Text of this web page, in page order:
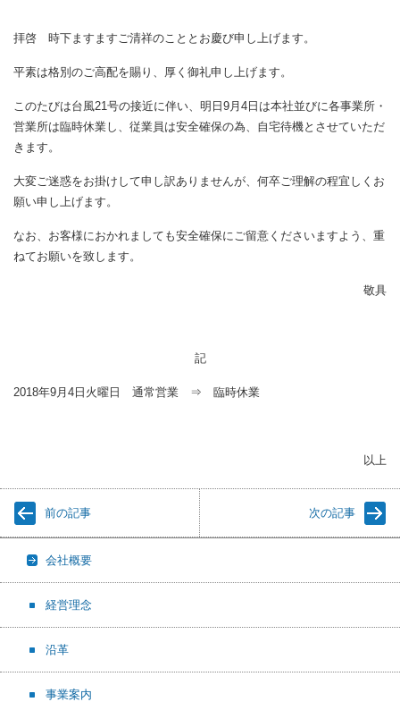
拝啓 時下ますますご清祥のこととお慶び申し上げます。
平素は格別のご高配を賜り、厚く御礼申し上げます。
このたびは台風21号の接近に伴い、明日9月4日は本社並びに各事業所・
営業所は臨時休業し、従業員は安全確保の為、自宅待機とさせていただ
きます。
大変ご迷惑をお掛けして申し訳ありませんが、何卒ご理解の程宜しくお
願い申し上げます。
なお、お客様におかれましても安全確保にご留意くださいますよう、重
ねてお願いを致します。
敬具
記
2018年9月4日火曜日 通常営業 ⇒ 臨時休業
以上
前の記事 次の記事
会社概要
経営理念
沿革
事業案内